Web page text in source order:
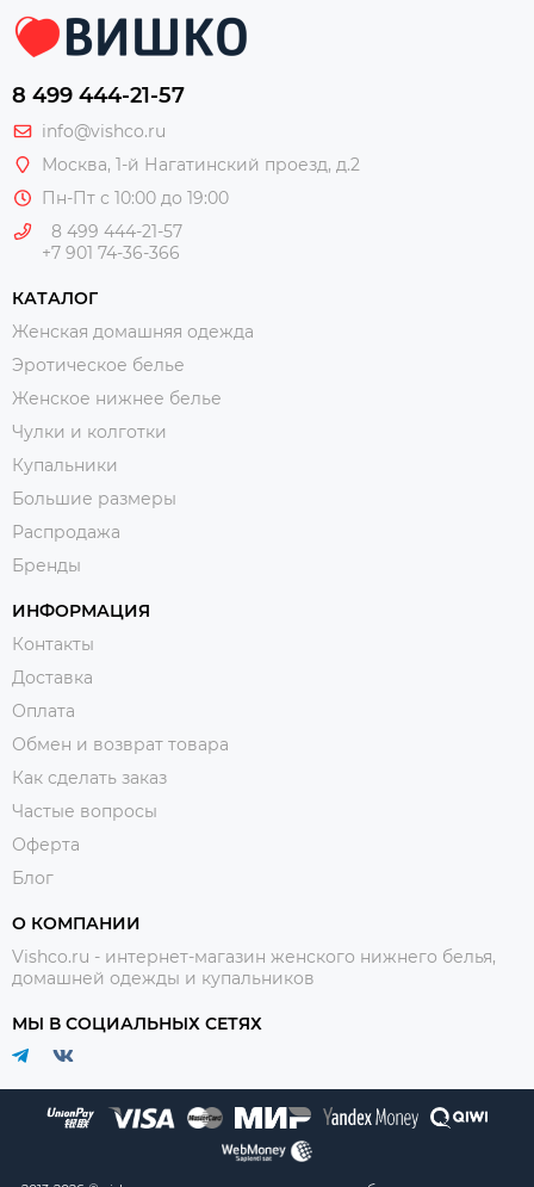
8 499 444-21-57
info@vishco.ru
Москва, 1-й Нагатинский проезд, д.2
Пн-Пт с 10:00 до 19:00
8 499 444-21-57
+7 901 74-36-366
КАТАЛОГ
Женская домашняя одежда
Эротическое белье
Женское нижнее белье
Чулки и колготки
Купальники
Большие размеры
Распродажа
Бренды
ИНФОРМАЦИЯ
Контакты
Доставка
Оплата
Обмен и возврат товара
Как сделать заказ
Частые вопросы
Оферта
Блог
О КОМПАНИИ
Vishco.ru - интернет-магазин женского нижнего белья,
домашней одежды и купальников
МЫ В СОЦИАЛЬНЫХ СЕТЯХ